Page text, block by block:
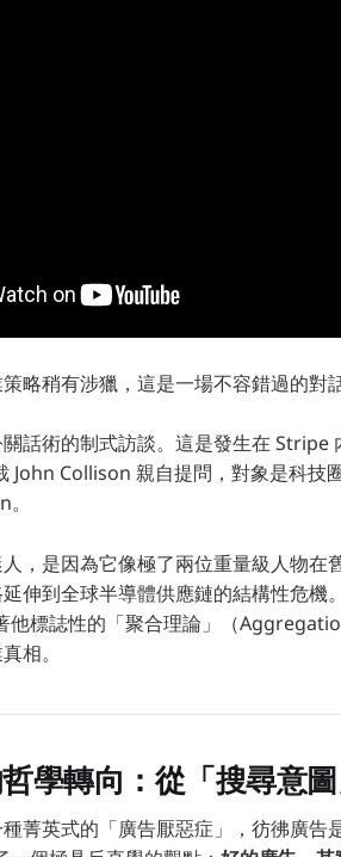
略稍有涉獵，這是一場不容錯過的對話
話術的制式訪談。這是發生在
John Collison 親自提問，對象是科
，是因為它像極了兩位重量級人物在
伸到全球半導體供應鏈的結構性危
標誌性的「聚合理論」（
相。
學轉向：從「搜尋意圖
菁英式的「廣告厭惡症」，彷彿廣告